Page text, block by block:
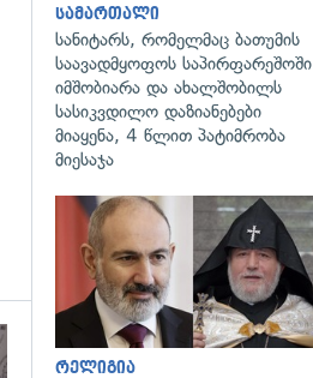
გადახედვა
სამართალი
სანიტარს, რომელმაც ბათუმის
საავადმყოფოს საპირფარეშოში
იმშობიარა და ახალშობილს
სასიკვდილო დაზიანებები
მიაყენა, 4 წლით პატიმრობა
მიესაჯა
რელიგია